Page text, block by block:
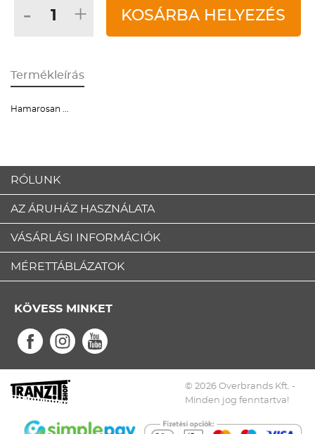
- + KOSÁRBA HELYEZÉS
Termékleírás
Hamarosan ...
RÓLUNK
AZ ÁRUHÁZ HASZNÁLATA
VÁSÁRLÁSI INFORMÁCIÓK
MÉRETTÁBLÁZATOK
KÖVESS MINKET
© 2026 Overbrands Kft. -
Minden jog fenntartva!